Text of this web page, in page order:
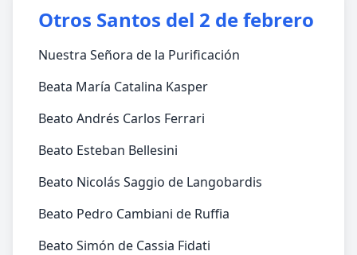
Otros Santos del 2 de febrero
Nuestra Señora de la Purificación
Beata María Catalina Kasper
Beato Andrés Carlos Ferrari
Beato Esteban Bellesini
Beato Nicolás Saggio de Langobardis
Beato Pedro Cambiani de Ruffia
Beato Simón de Cassia Fidati